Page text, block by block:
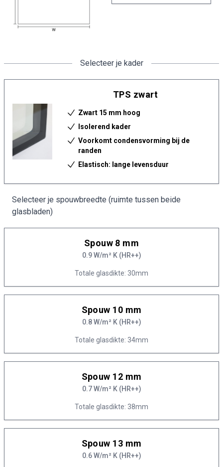
Selecteer je kader
TPS zwart
Zwart 15 mm hoog
Isolerend kader
Voorkomt condensvorming bij de
randen
Elastisch: lange levensduur
Selecteer je spouwbreedte (ruimte tussen beide
glasbladen)
Spouw 8 mm
0.9 W/m² K (HR++)
Totale glasdikte: 30mm
Spouw 10 mm
0.8 W/m² K (HR++)
Totale glasdikte: 34mm
Spouw 12 mm
0.7 W/m² K (HR++)
Totale glasdikte: 38mm
Spouw 13 mm
0.6 W/m² K (HR++)